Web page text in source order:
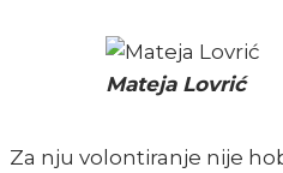
Mateja Lovrić
Za nju volontiranje nije